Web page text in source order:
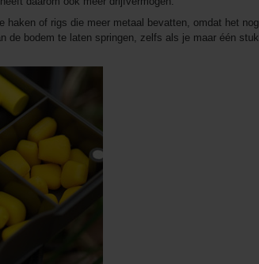
haken of rigs die meer metaal bevatten, omdat het nog
de bodem te laten springen, zelfs als je maar één stuk